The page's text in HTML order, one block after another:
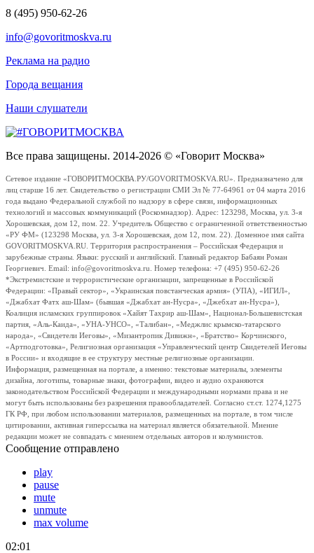
8 (495) 950-62-26
info@govoritmoskva.ru
Реклама на радио
Города вещания
Наши слушатели
Все права защищены. 2014-2026 © «Говорит Москва»
Сетевое издание «ГОВОРИТМОСКВА.РУ/GOVORITMOSKVA.RU». Предназначено для
лиц старше 16 лет. Свидетельство о регистрации СМИ Эл № 77-64961 от 04 марта 2016
года выдано Федеральной службой по надзору в сфере связи, информационных
технологий и массовых коммуникаций (Роскомнадзор). Адрес: 123298, Москва, ул. 3-я
Хорошевская, дом 12, пом. 22. Учредитель Общество с ограниченной ответственностью
«РУ ФМ» (123298 Москва, ул. 3-я Хорошевская, дом 12, пом. 22). Доменное имя сайта
GOVORITMOSKVA.RU. Территория распространения – Российская Федерация и
зарубежные страны. Языки: русский и английский. Главный редактор Бабаян Роман
Георгиевич. Email: info@govoritmoskva.ru. Номер телефона: +7 (495) 950-62-26
*Экстремистские и террористические организации, запрещенные в Российской
Федерации: «Правый сектор», «Украинская повстанческая армия» (УПА), «ИГИЛ»,
«Джабхат Фатх аш-Шам» (бывшая «Джабхат ан-Нусра», «Джебхат ан-Нусра»),
Коалиция исламских группировок «Хайят Тахрир аш-Шам», Национал-Большевистская
партия, «Аль-Каида», «УНА-УНСО», «Талибан», «Меджлис крымско-татарского
народа», «Свидетели Иеговы», «Мизантропик Дивижн», «Братство» Корчинского,
«Артподготовка», Религиозная организация «Управленческий центр Свидетелей Иеговы
в России» и входящие в ее структуру местные религиозные организации.
Информация, размещенная на портале, а именно: текстовые материалы, элементы
дизайна, логотипы, товарные знаки, фотографии, видео и аудио охраняются
законодательством Российской Федерации и международными нормами права и не
могут быть использованы без разрешения правообладателей. Согласно ст.ст. 1274,1275
ГК РФ, при любом использовании материалов, размещенных на портале, в том числе
цитировании, активная гиперссылка на материал является обязательной. Мнение
редакции может не совпадать с мнением отдельных авторов и колумнистов.
Сообщение отправлено
play
pause
mute
unmute
max volume
02:01